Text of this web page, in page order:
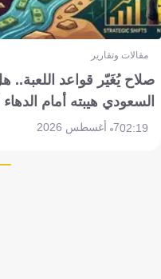
مقالات وتقارير
صلاح يُغَيّر قواعد اللعبة..
السعودي هيبته أمام
02:197 أغسطس 2026